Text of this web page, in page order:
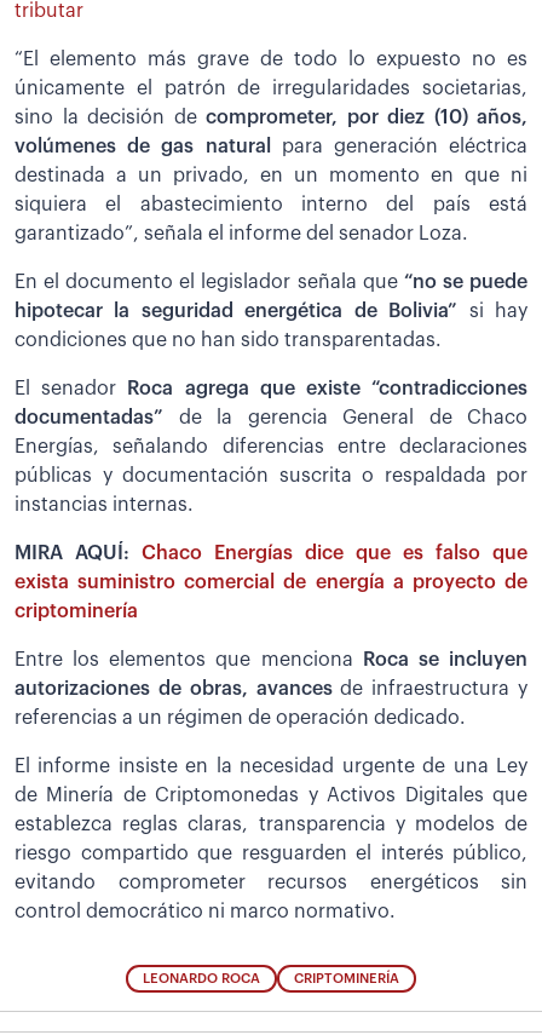
tributar
“El elemento más grave de todo lo expuesto no es
únicamente el patrón de irregularidades societarias,
sino la decisión de comprometer, por diez (10) años,
volúmenes de gas natural para generación eléctrica
destinada a un privado, en un momento en que ni
siquiera el abastecimiento interno del país está
garantizado”, señala el informe del senador Loza.
En el documento el legislador señala que “no se puede
hipotecar la seguridad energética de Bolivia” si hay
condiciones que no han sido transparentadas.
El senador
Roca agrega que existe “contradicciones
documentadas” de la gerencia General de Chaco
Energías, señalando diferencias entre declaraciones
públicas y documentación suscrita o respaldada por
instancias internas.
MIRA AQUÍ: Chaco Energías dice que es falso que
exista suministro comercial de energía a proyecto de
criptominería
Entre los elementos que menciona
Roca se incluyen
autorizaciones de obras, avancesde infraestructura y
referencias a un régimen de operación dedicado.
El informe insiste en la necesidad urgente de una Ley
de Minería de Criptomonedas y Activos Digitales que
establezca reglas claras, transparencia y modelos de
riesgo compartido que resguarden el interés público,
evitando comprometer recursos energéticos sin
control democrático ni marco normativo.
LEONARDO ROCA CRIPTOMINERÍA